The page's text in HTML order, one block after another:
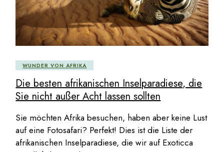
WUNDER VON AFRIKA
Die besten afrikanischen Inselparadiese, die
Sie nicht außer Acht lassen sollten
Sie möchten Afrika besuchen, haben aber keine Lust
auf eine Fotosafari? Perfekt! Dies ist die Liste der
afrikanischen Inselparadiese, die wir auf Exoticca